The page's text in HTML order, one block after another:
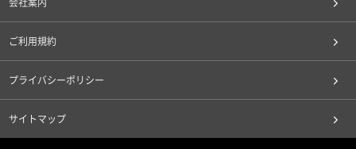
会社案内
ご利用規約
プライバシーポリシー
サイトマップ